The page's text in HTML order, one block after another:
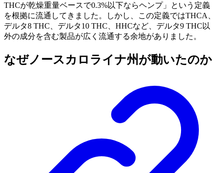
THCが乾燥重量ベースで0.3%以下ならヘンプ」という定義
を根拠に流通してきました。しかし、この定義ではTHCA、
デルタ8 THC、デルタ10 THC、HHCなど、デルタ9 THC以
外の成分を含む製品が広く流通する余地がありました。
なぜノースカロライナ州が動いたのか